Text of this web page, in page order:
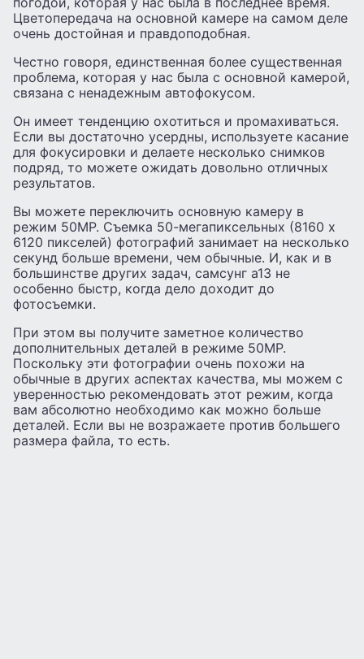
Цветопередача на основной камере на самом деле
очень достойная и правдоподобная.
Честно говоря, единственная более существенная
проблема, которая у нас была с основной камерой,
связана с ненадежным автофокусом.
Он имеет тенденцию охотиться и промахиваться.
Если вы достаточно усердны, используете касание
для фокусировки и делаете несколько снимков
подряд, то можете ожидать довольно отличных
результатов.
Вы можете переключить основную камеру в
режим 50MP. Съемка 50-мегапиксельных (8160 x
6120 пикселей) фотографий занимает на несколько
секунд больше времени, чем обычные. И, как и в
большинстве других задач, самсунг а13 не
особенно быстр, когда дело доходит до
фотосъемки.
При этом вы получите заметное количество
дополнительных деталей в режиме 50MP.
Поскольку эти фотографии очень похожи на
обычные в других аспектах качества, мы можем с
уверенностью рекомендовать этот режим, когда
вам абсолютно необходимо как можно больше
деталей. Если вы не возражаете против большего
размера файла, то есть.